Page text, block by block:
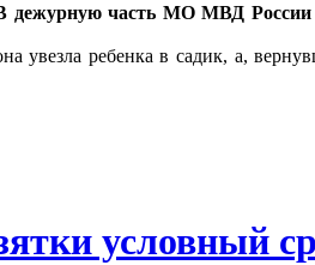
дежурную часть МО МВД России
увезла ребенка в садик, а,
условный